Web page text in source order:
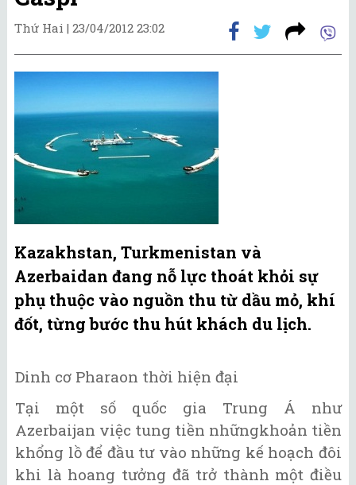
Thứ Hai | 23/04/2012 23:02
Kazakhstan, Turkmenistan và
Azerbaidan đang nỗ lực thoát khỏi sự
phụ thuộc vào nguồn thu từ dầu mỏ, khí
đốt, từng bước thu hút khách du lịch.
Dinh cơ Pharaon thời hiện đại
Tại một số quốc gia Trung Á như
Azerbaijan việc tung tiền nhữngkhoản tiền
khổng lồ để đầu tư vào những kế hoạch đôi
khi là hoang tưởng đã trở thành một điều